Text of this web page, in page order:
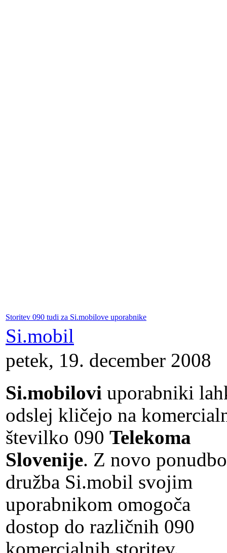
Storitev 090 tudi za Si.mobilove uporabnike
Si.mobil
petek, 19. december 2008
Si.mobilovi uporabniki
odslej kličejo na
številko 090 Telekoma
Slovenije. Z novo ponudbo
družba Si.mobil svojim
uporabnikom omogoča
dostop do različnih 090